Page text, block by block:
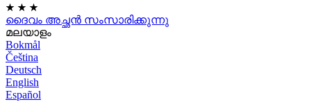
★ ★ ★
ദൈവം അച്ഛൻ സംസാരിക്കുന്നു
മലയാളം
Bokmål
Čeština
Deutsch
English
Español